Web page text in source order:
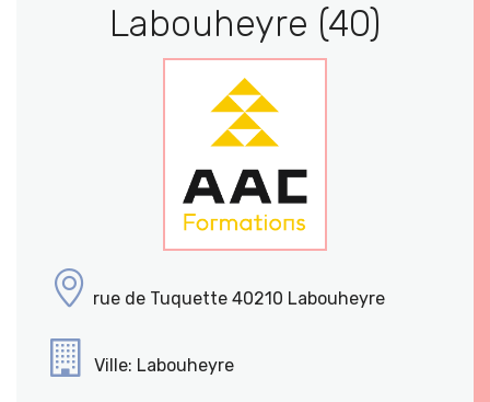
Labouheyre (40)
rue de Tuquette 40210 Labouheyre
Ville: Labouheyre